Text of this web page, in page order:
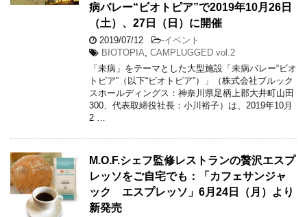
病バレー“ビオトピア”で2019年10月26日
（土）、27日（日）に開催
2019/07/12 -イベント
BIOTOPIA CAMPLUGGED vol.2
「未病」をテーマとした大型施設「未病バレー“ビオ
トピア”（以下“ビオトピア”）」（株式会社ブルック
スホールディングス：神奈川県足柄上郡大井町山田
300、代表取締役社長：小川裕子）は、2019年10月
2 …
M.O.F.シェフ監修レストランの贅沢エスプ
レッソをご自宅でも：「カフェサンジャ
ック エスプレッソ」6月24日（月）より
新発売